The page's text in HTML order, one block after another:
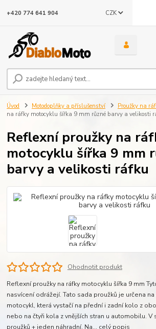
CZK
+420 774 641 904
Úvod Motodoplňky a příslušenství Proužky na
na ráfky motocyklu šířka 9 mm různé barvy a velikosti
Reflexní proužky na
motocyklu šířka 9 mm
barvy a velikosti ráfku
Ohodnotit produkt
Reflexní proužky na ráfky motocyklu šířka 9 mm
nasvícení odrážejí. Tato sada proužků je určena
motocykl, která vystačí na přední i zadní kolo z
nebo na čtyři kola z vnějších stran u automobilu. V
proužků + jeden náhradní. Na... celý popis